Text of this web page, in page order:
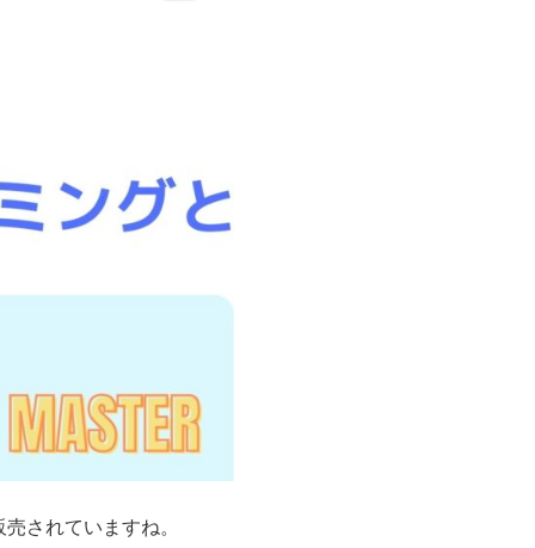
されていますね。